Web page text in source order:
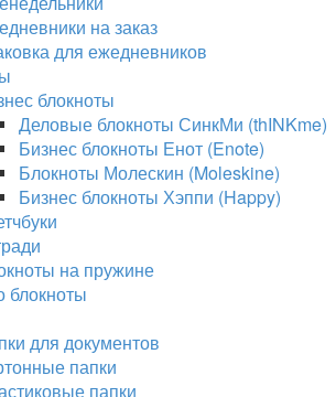
на заказ
для ежедневников
блокноты
Деловые блокноты СинкМи (thINKme)
Бизнес блокноты Енот (Enote)
Блокноты Молескин (Moleskine)
Бизнес блокноты Хэппи (Happy)
на пружине
блокноты
для документов
папки
папки